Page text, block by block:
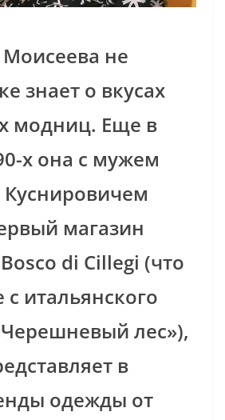
Моисеева не
знает о вкусах
модниц. Еще в
х она с мужем
магазин
di Cillegi (что
с итальянского
лес»),
в
одежды от